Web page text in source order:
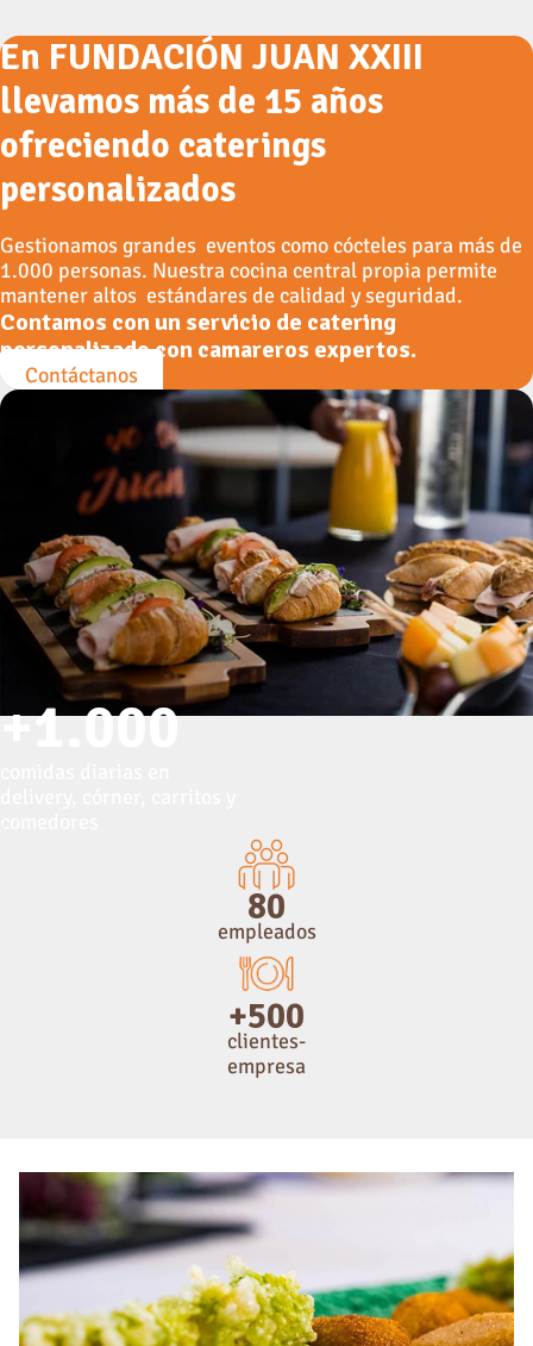
En FUNDACIÓN JUAN XXIII
llevamos más de 15 años
ofreciendo caterings
personalizados
Gestionamos grandes eventos como cócteles para más de
1.000 personas. Nuestra cocina central propia permite
mantener altos estándares de calidad y seguridad.
Contamos con un servicio de catering
personalizado con camareros expertos.
Contáctanos
+1.000
80
empleados
+500
clientes-
empresa